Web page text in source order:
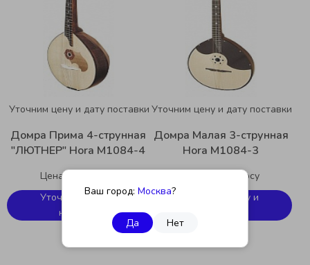
Ваш город: Москва?
Да Нет
Уточним цену и дату поставки
Домра Прима 4-струнная
"ЛЮТНЕР" Hora M1084-4
Цена по запросу
Уточнить цену и
наличие
Уточним цену и дату поставки
Домра Малая 3-струнная
Hora M1084-3
Цена по запросу
Уточнить цену и